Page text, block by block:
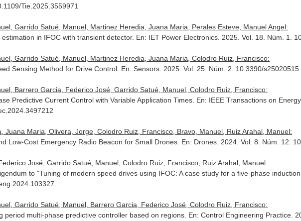
Tie.2025.3559971
Garrido Satué, Manuel, Martinez Heredia, Juana Maria, Perales Esteve, Manuel Angel:
in IFOC with transient detector. En: IET Power Electronics . 2025. Vol. 18. Núm. 1.
Garrido Satué, Manuel, Martinez Heredia, Juana Maria, Colodro Ruiz, Francisco:
Sensing Method for Drive Control. En: Sensors . 2025. Vol. 25. Núm. 2. 10.3390/s25020515
Barrero Garcia, Federico José, Garrido Satué, Manuel, Colodro Ruiz, Francisco:
Predictive Current Control with Variable Application Times. En: IEEE Transactions on
Juana Maria, Olivera, Jorge, Colodro Ruiz, Francisco, Bravo, Manuel, Ruiz Arahal, Manuel:
Low-Cost Emergency Radio Beacon for Small Drones. En: Drones . 2024. Vol. 8. Núm. 12.
José, Garrido Satué, Manuel, Colodro Ruiz, Francisco, Ruiz Arahal, Manuel:
to "Tuning of modern speed drives using IFOC: A case study for a five-phase induction
Garrido Satué, Manuel, Barrero Garcia, Federico José, Colodro Ruiz, Francisco:
period multi-phase predictive controller based on regions. En: Control Engineering Practice .